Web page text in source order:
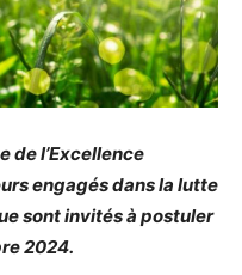
de l’Excellence
engagés dans la lutte
sont invités à postuler
2024.